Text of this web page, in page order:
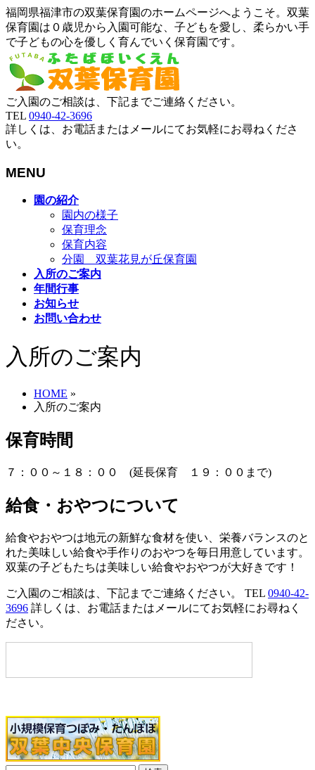
福岡県福津市の双葉保育園のホームページへようこそ。双葉
保育園は０歳児から入園可能な、子どもを愛し、柔らかい手
で子どもの心を優しく育んでいく保育園です。
ご入園のご相談は、下記までご連絡ください。
TEL 0940-42-3696
詳しくは、お電話またはメールにてお気軽にお尋ねくださ
い。
MENU
園の紹介
園内の様子
保育理念
保育内容
分園 双葉花見が丘保育園
入所のご案内
年間行事
お知らせ
お問い合わせ
入所のご案内
HOME »
入所のご案内
保育時間
７：００～１８：００ (延長保育 １９：００まで)
給食・おやつについて
給食やおやつは地元の新鮮な食材を使い、栄養バランスのと
れた美味しい給食や手作りのおやつを毎日用意しています。
双葉の子どもたちは美味しい給食やおやつが大好きです！
ご入園のご相談は、下記までご連絡ください。 TEL 0940-42-
3696 詳しくは、お電話またはメールにてお気軽にお尋ねく
ださい。